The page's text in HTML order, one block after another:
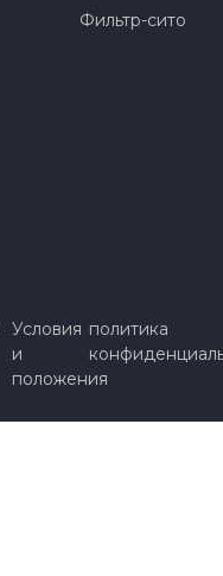
Фильтр-сито
Условия
и
положения
политика